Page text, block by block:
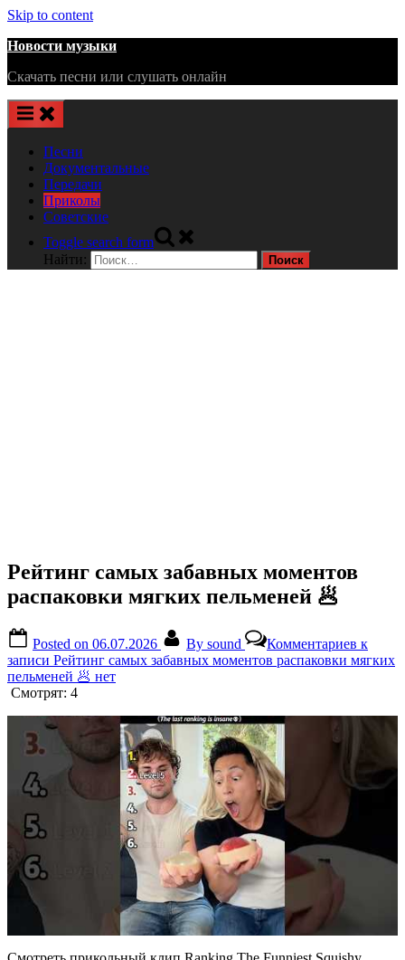
Skip to content
Новости музыки
Скачать песни или слушать онлайн
Песни
Документальные
Передачи
Приколы
Советские
Toggle search form
Найти:
Рейтинг самых забавных моментов
распаковки мягких пельменей 🥟
Posted on 06.07.2026 By sound Комментариев к
записи Рейтинг самых забавных моментов распаковки мягких
пельменей 🥟 нет
Смотрят: 4